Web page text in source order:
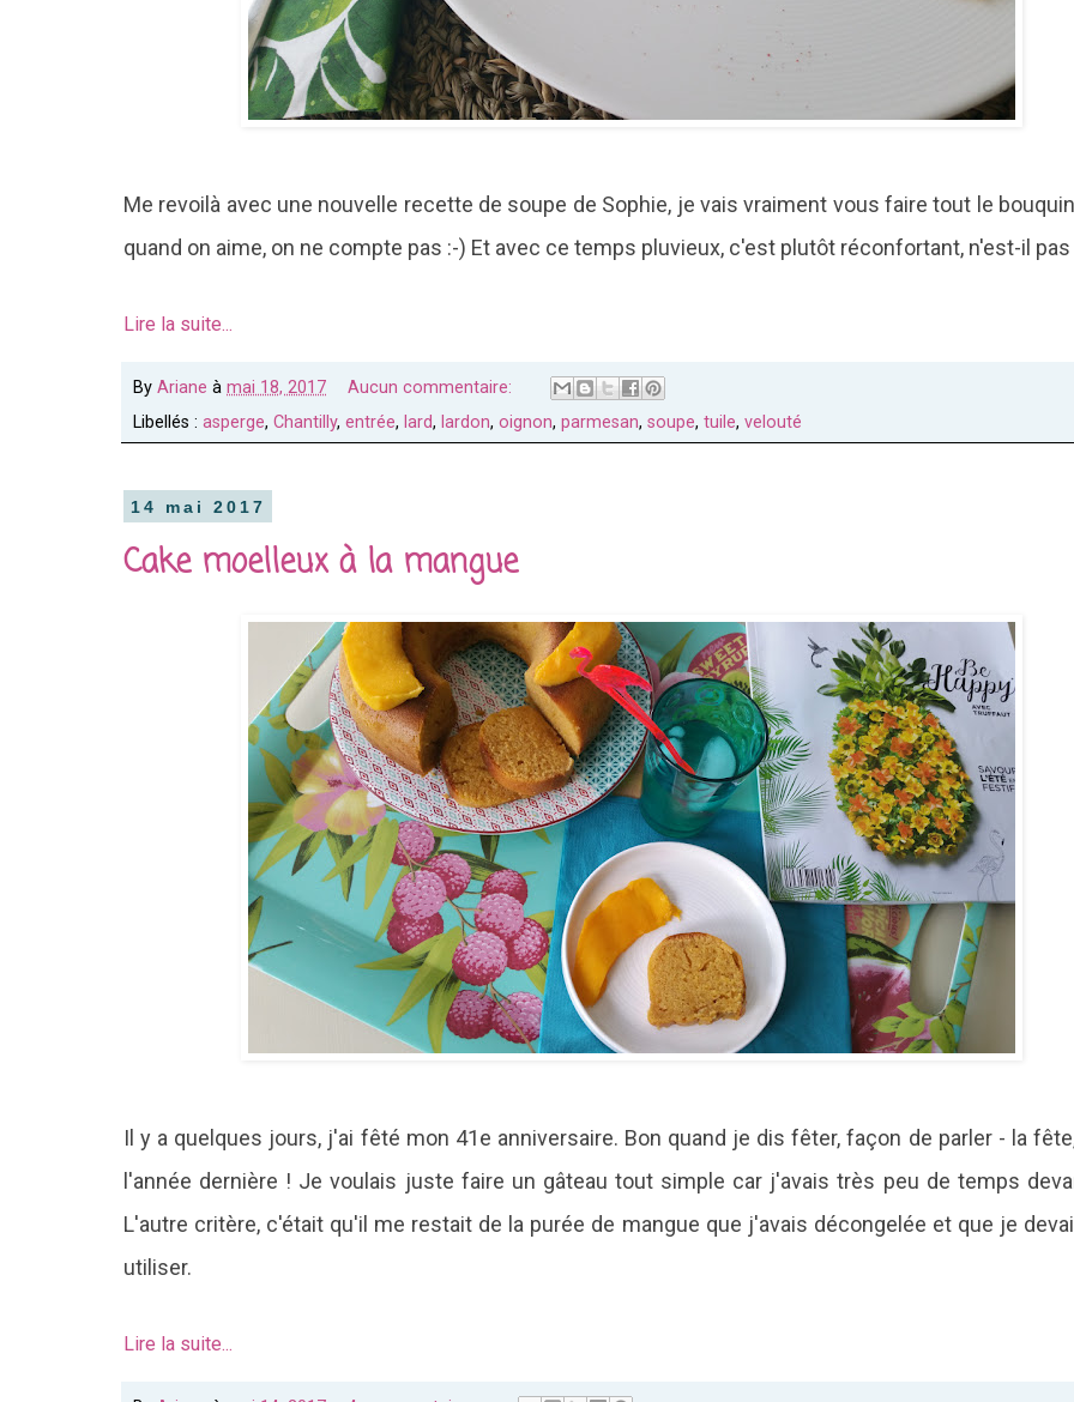
Me revoilà avec une nouvelle recette de soupe de Sophie, je vais vraiment vous faire tout le
quand on aime, on ne compte pas :-) Et avec ce temps pluvieux, c'est plutôt réconfortant, n'est-il pas
Lire la suite...
By Ariane à mai 18, 2017
Aucun commentaire:
Libellés : asperge, Chantilly, entrée, lard, lardon, oignon, parmesan, soupe, tuile, velouté
14 mai 2017
Cake moelleux à la mangue
Il y a quelques jours, j'ai fêté mon 41e anniversaire. Bon quand je dis fêter, façon de parler - la
l'année dernière ! Je voulais juste faire un gâteau tout simple car j'avais très peu de temps
L'autre critère, c'était qu'il me restait de la purée de mangue que j'avais décongelée et que je
utiliser.
Lire la suite...